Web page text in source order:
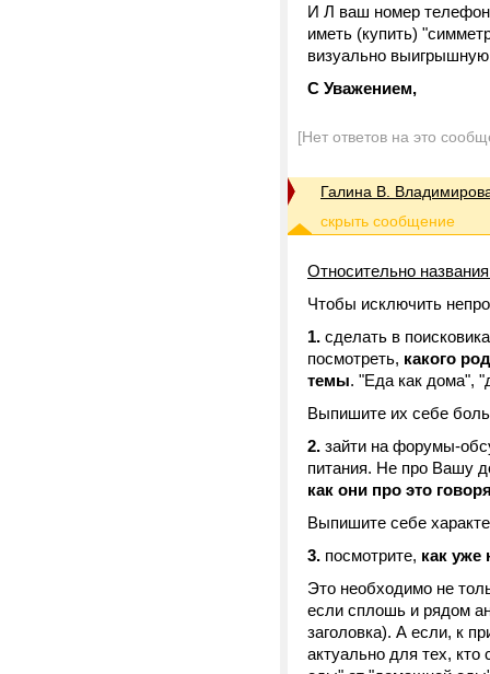
И Л ваш номер
иметь (купить)
визуально
С Уважением,
[Нет ответов на это
Галина В.
Относительно
Чтобы исключить
1. сделать в
посмотреть, какого
темы. "Еда как дома",
Выпишите их себе
2. зайти на форумы-
питания. Не про Вашу
как они про это
Выпишите себе
3. посмотрите, как уже
Это необходимо не
если сплошь и рядом
заголовка). А если, к
актуально для тех,